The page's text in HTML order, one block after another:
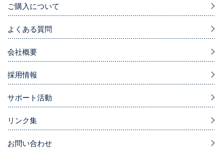
ご購入について
よくある質問
会社概要
採用情報
サポート活動
リンク集
お問い合わせ